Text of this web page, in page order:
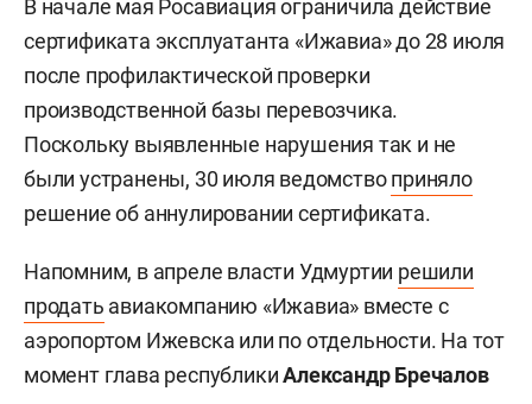
В начале мая Росавиация ограничила действие
сертификата эксплуатанта «Ижавиа» до 28 июля
после профилактической проверки
производственной базы перевозчика.
Поскольку выявленные нарушения так и не
были устранены, 30 июля ведомствоприняло
решение об аннулировании сертификата.
Напомним, в апреле власти Удмуртии решили
продать авиакомпанию «Ижавиа» вместе с
аэропортом Ижевска или по отдельности. На тот
момент глава республикиАлександр Бречалов